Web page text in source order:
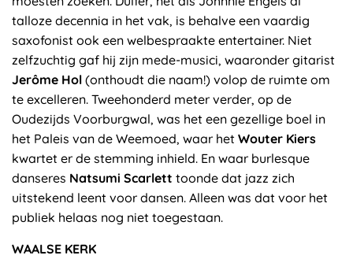
talloze decennia in het vak, is behalve een vaardig
saxofonist ook een welbespraakte entertainer. Niet
zelfzuchtig gaf hij zijn mede-musici, waaronder gitarist
Jerôme Hol (onthoudt die naam!) volop de ruimte om
te excelleren. Tweehonderd meter verder, op de
Oudezijds Voorburgwal, was het een gezellige boel in
het Paleis van de Weemoed, waar het Wouter Kiers
kwartet er de stemming inhield. En waar burlesque
danseres Natsumi Scarlett toonde dat jazz zich
uitstekend leent voor dansen. Alleen was dat voor het
publiek helaas nog niet toegestaan.
WAALSE KERK